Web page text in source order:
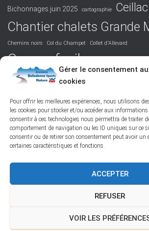
Gérer le consentement
cookies
Pour offrir les meilleures expériences, nous utilisons
les cookies pour stocker et/ou accéder aux
consentir à ces technologies nous permettra de traiter
comportement de navigation ou les ID uniques sur ce
consentir ou de retirer son consentement peut avoir un
certaines caractéristiques et fonctions.
ACCEPTER
REFUSER
VOIR LES
Bichonnages juin 2025 cartographie Ceillac
Chantier chalets Grande
Chemins noirs Col du Champet Collet d'Allevard
Course facile
Grandiose Hurtières Isère
Maurienne Nord-Belledonne orientation Picos de
Poésie randonnée responsabilité
Réchauffement
Saint-Colomban-des-Villards
ski de randonnée
St
Tôle ondulée
Vallée des Belleville Vie de l'association
Hestia | Développé par